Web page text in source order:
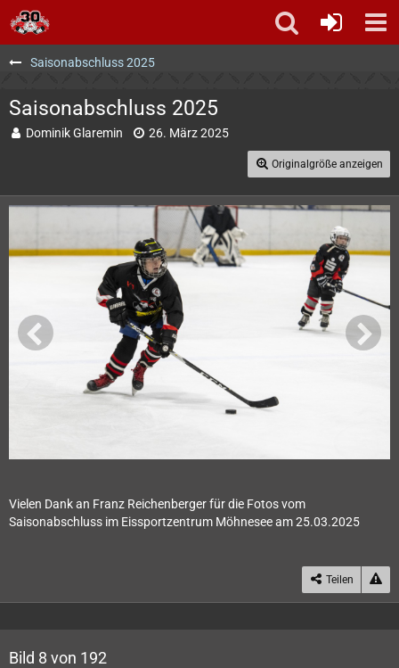
Saisonabschluss 2025
Saisonabschluss 2025
Dominik Glaremin 26. März 2025
Originalgröße anzeigen
Vielen Dank an Franz Reichenberger für die Fotos vom
Saisonabschluss im Eissportzentrum Möhnesee am 25.03.2025
Teilen
Bild 8 von 192